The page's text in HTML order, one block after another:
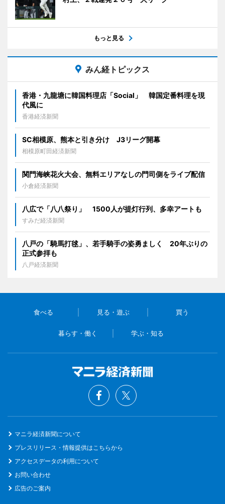
もっと見る
みん経トピックス
香港・九龍塘に韓国料理店「Social」 韓国定番料理を現
代風に
香港経済新聞
SC相模原、熊本と引き分け J3リーグ開幕
相模原町田経済新聞
関門海峡花火大会、無料エリアなしの門司側をライブ配信
小倉経済新聞
八広で「八八祭り」 1500人が提灯行列、多幸アートも
すみだ経済新聞
八戸の「騎馬打毬」、若手騎手の姿勇ましく 20年ぶりの
正式参拝も
八戸経済新聞
食べる 見る・遊ぶ 買う
暮らす・働く 学ぶ・知る
マニラ経済新聞について
プレスリリース・情報提供はこちらから
アクセスデータの利用について
お問い合わせ
広告のご案内